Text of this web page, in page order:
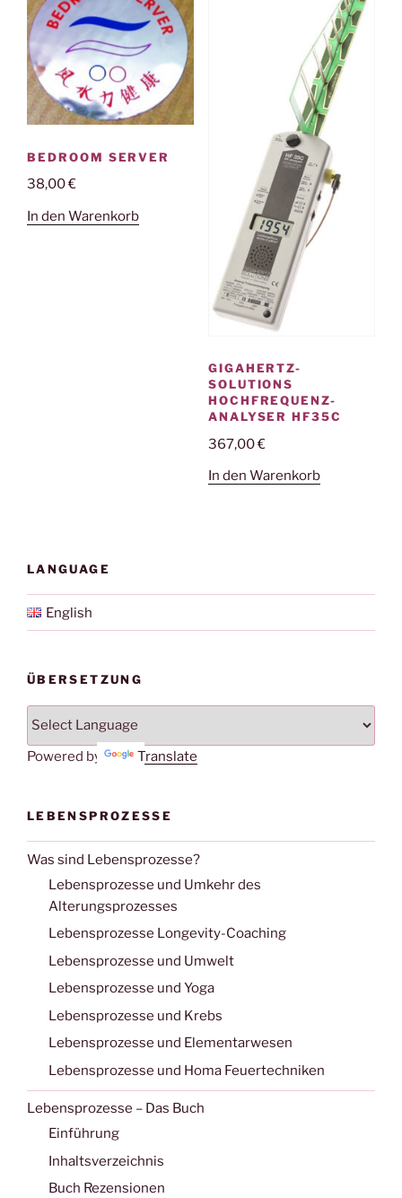
BEDROOM SERVER
38,00€
In den Warenkorb
GIGAHERTZ-
SOLUTIONS
HOCHFREQUENZ-
ANALYSER HF35C
367,00€
In den Warenkorb
LANGUAGE
English
ÜBERSETZUNG
Powered by Translate
LEBENSPROZESSE
Was sind Lebensprozesse?
Lebensprozesse und Umkehr des
Alterungsprozesses
Lebensprozesse Longevity-Coaching
Lebensprozesse und Umwelt
Lebensprozesse und Yoga
Lebensprozesse und Krebs
Lebensprozesse und Elementarwesen
Lebensprozesse und Homa Feuertechniken
Lebensprozesse – Das Buch
Einführung
Inhaltsverzeichnis
Buch Rezensionen